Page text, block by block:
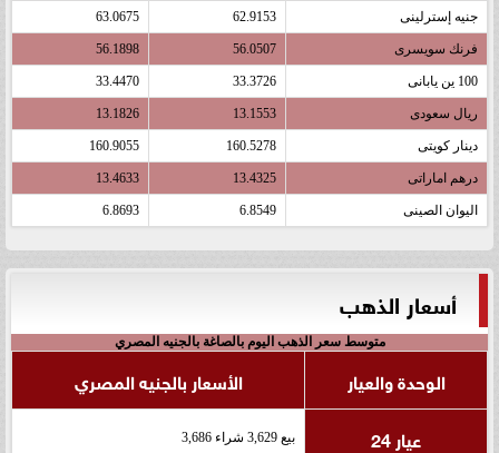
جنيه إسترلينى 62.9153
63.0675
فرنك سويسرى 56.0507
56.1898
100 ين يابانى 33.3726
33.4470
ريال سعودى 13.1553
13.1826
دينار كويتى 160.5278
160.9055
درهم اماراتى 13.4325
13.4633
اليوان الصينى 6.8549
6.8693
أسعار الذهب
متوسط سعر الذهب اليوم بالصاغة بالجنيه المصري
الوحدة والعيار
الأسعار بالجنيه المصري
عيار 24
بيع 3,629 شراء 3,686